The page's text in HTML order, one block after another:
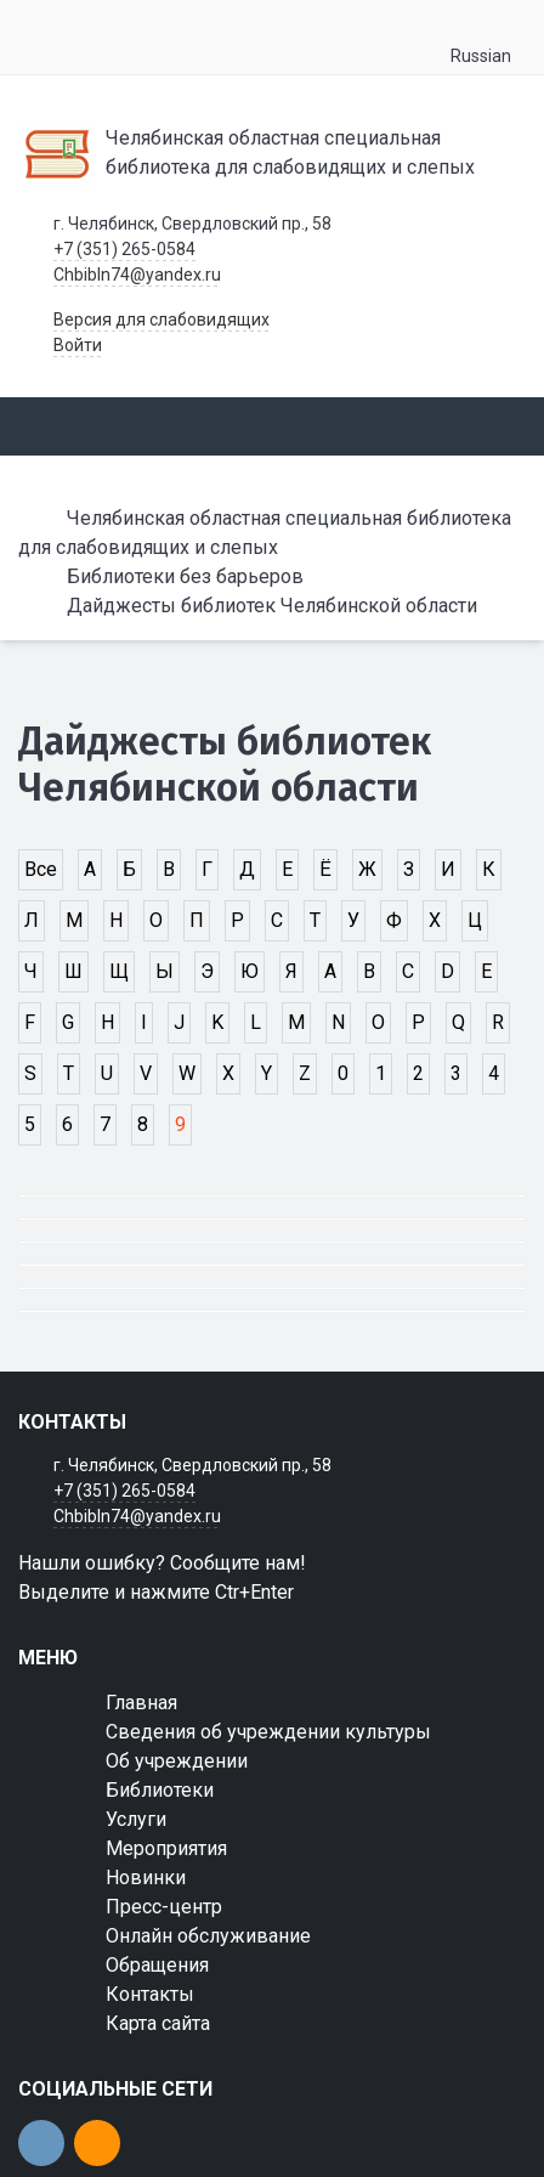
Russian
Челябинская областная специальная
библиотека для слабовидящих и слепых
г. Челябинск, Свердловский пр., 58
+7 (351) 265-0584
Chbibln74@yandex.ru
Версия для слабовидящих
Войти
Челябинская областная специальная библиотека
для слабовидящих и слепых
Библиотеки без барьеров
Дайджесты библиотек Челябинской области
Дайджесты библиотек
Челябинской области
Все А Б В Г Д Е Ё Ж З И К
Л М Н О П Р С Т У Ф Х Ц
Ч Ш Щ Ы Э Ю Я A B C D E
F G H I J K L M N O P Q R
S T U V W X Y Z 0 1 2 3 4
5 6 7 8 9
КОНТАКТЫ
г. Челябинск, Свердловский пр., 58
+7 (351) 265-0584
Chbibln74@yandex.ru
Нашли ошибку? Сообщите нам!
Выделите и нажмите Ctr+Enter
МЕНЮ
Главная
Сведения об учреждении культуры
Об учреждении
Библиотеки
Услуги
Мероприятия
Новинки
Пресс-центр
Онлайн обслуживание
Обращения
Контакты
Карта сайта
СОЦИАЛЬНЫЕ СЕТИ